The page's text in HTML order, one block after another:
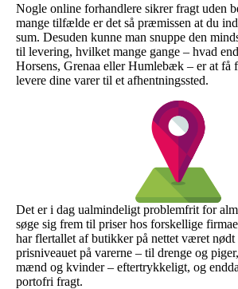
Nogle online forhandlere sikrer fragt uden
mange tilfælde er det så præmissen at du
sum. Desuden kunne man snuppe den
til levering, hvilket mange gange – hvad
Horsens, Grenaa eller Humlebæk – er at få
levere dine varer til et afhentningssted.
Det er i dag ualmindeligt problemfrit for
søge sig frem til priser hos forskellige
har flertallet af butikker på nettet været nødt
prisniveauet på varerne – til drenge og
mænd og kvinder – eftertrykkeligt, og
portofri fragt.